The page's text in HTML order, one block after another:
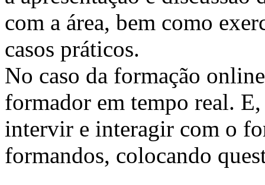
com a área, bem como
casos práticos.
No caso da formação
formador em tempo real.
intervir e interagir com o
formandos, colocando